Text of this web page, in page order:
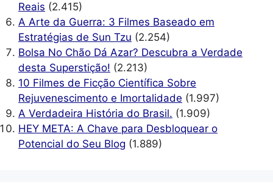
Reais (2.415)
A Arte da Guerra: 3 Filmes Baseado em
Estratégias de Sun Tzu (2.254)
Bolsa No Chão Dá Azar? Descubra a Verdade
desta Superstição! (2.213)
10 Filmes de Ficção Científica Sobre
Rejuvenescimento e Imortalidade (1.997)
A Verdadeira História do Brasil. (1.909)
HEY META: A Chave para Desbloquear o
Potencial do Seu Blog (1.889)